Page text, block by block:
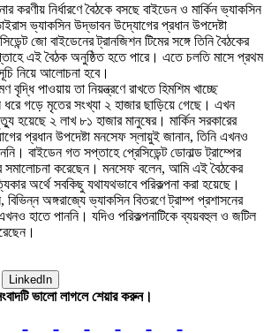
করণীয় নির্ধারণে বৈঠকে বসছে বাইডেন ও মার্কিন ভ্যাকসিন
ভ্যাকসিন উদ্ভাবন উদ্যোগের প্রধান উপদেষ্টা
জো বাইডেনের ট্রানজিশন টিমের সঙ্গে তিনি বৈঠকের
এই বৈঠক অনুষ্ঠিত হতে পারে। এতে চলতি মাসে প্রথম
নিয়ে আলোচনা হবে।
পাওয়ায় তা নিয়ন্ত্রণে রাখতে হিমশিম খাচ্ছে
গড়ে মৃতের সংখ্যা ২ হাজার ছাড়িয়ে গেছে। এখন
হয়েছে ২ লাখ ৮১ হাজার মানুষের। মার্কিন সরকারের
প্রধান উপদেষ্টা মনসেফ স্লায়ুই জানান, তিনি এখনও
বাইডেন গত সপ্তাহে প্রেসিডেন্ট ডোনাল্ড ট্রাম্পের
সমালোচনা করেছেন। মনসেফ বলেন, আমি এই বৈঠকের
অর্থে সবকিছু যথাযথভাবে পরিকল্পনা করা হয়েছে।
বিভিন্ন অঙ্গরাজ্যে ভ্যাকসিন বিতরণে ট্রাম্প প্রশাসনের
এখনও হাতে পাননি। যদিও পরিকল্পনাটিকে ব্যয়বহুল ও জটিল
LinkedIn
ভালো লাগলে শেয়ার করুন।